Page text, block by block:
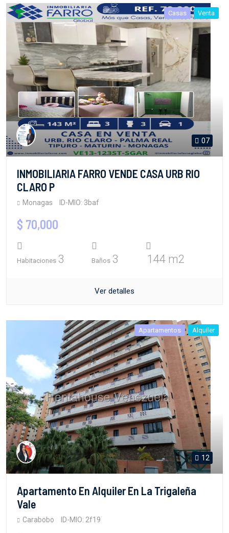
Casas Venta
07
INMOBILIARIA FARRO VENDE CASA URB RIO
CLARO P
Monagas ID-MIO: 3baf
$ 70,000
Habitaciones 3 Baños 3 144 m2
Ver detalles
Apartamentos Alquiler
12
Apartamento En Alquiler En La Trigaleña
Vale
Carabobo ID-MIO: 2f19